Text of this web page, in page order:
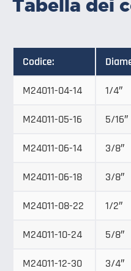
Tabella dei
Codice:
M24011-04-14 1/4″
M24011-05-16 5/16″
M24011-06-14 3/8″
M24011-06-18 3/8″
M24011-08-22 1/2″
M24011-10-24 5/8″
M24011-12-30 3/4″